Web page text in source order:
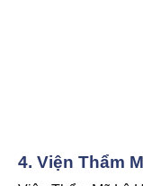
4. Viện Thẩm